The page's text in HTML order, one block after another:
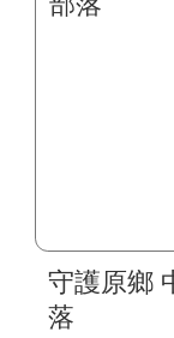
守護原鄉
落